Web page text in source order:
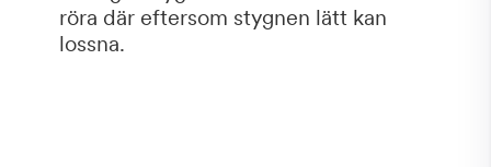
röra där eftersom stygnen lätt kan
lossna.